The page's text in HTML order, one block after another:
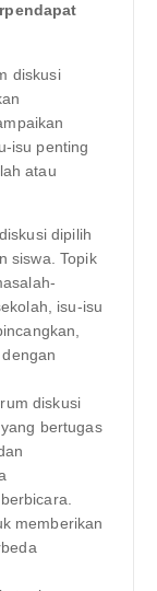
diskusi
isu penting
atau
dipilih
siswa. Topik
isu-isu
diskusi
bertugas
memberikan